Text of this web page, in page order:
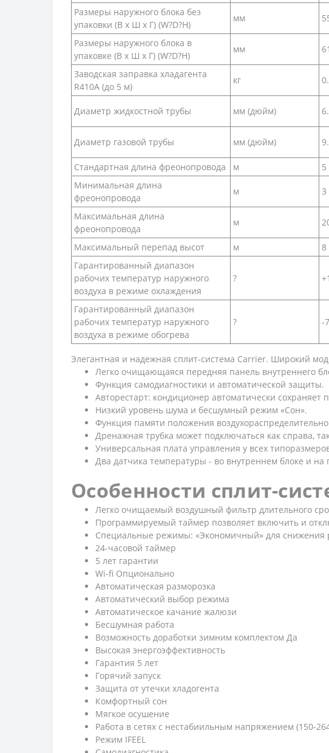
Размеры наружного блока без
упаковки (В х Ш х Г) (W?D?H)
мм
Размеры наружного блока в
упаковке (В х Ш х Г) (W?D?H)
мм
Заводская заправка хладагента
R410A (до 5 м)
кг
Диаметр жидкостной трубы мм (дюйм)
Диаметр газовой трубы мм (дюйм)
Стандартная длина фреонопровода
м 5
Минимальная длина
фреонопровода
м 3
Максимальная длина
фреонопровода
м
Максимальный перепад высот м 8
Гарантированный диапазон
рабочих температур наружного
воздуха в режиме охлаждения
?
Гарантированный диапазон
рабочих температур наружного
воздуха в режиме обогрева
? -
Элегантная и надежная сплит-система Carrier. Широкий
Легко очищающаяся передняя панель внутреннего
Функция самодиагностики и автоматической защиты.
Авторестарт: кондиционер автоматически сохраняет
Низкий уровень шума и бесшумный режим «Сон».
Функция памяти положения
Дренажная трубка может подключаться как справа,
Универсальная плата управления у всех
Два датчика температуры - во внутреннем блоке и
Особенности сплит-
Легко очищаемый воздушный фильтр длительного
Программируемый таймер позволяет включить и
Специальные режимы: «Экономичный» для снижения
24-часовой таймер
5 лет гарантии
Wi-fi Опционально
Автоматическая разморозка
Автоматический выбор режима
Автоматическое качание жалюзи
Бесшумная работа
Возможность доработки зимним комплектом Да
Высокая энергоэффективность
Гарантия 5 лет
Горячий запуск
Защита от утечки хладогента
Комфортный сон
Мягкое осушение
Работа в сетях с нестабиильным напряжением (150-
Режим IFEEL